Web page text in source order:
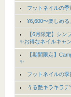
フットネイルの季
¥6,600〜楽しめ
【6月限定】シン
✨お得なネイルキャ
【期間限定】
✨
フットネイルの
うる艶キラキラデ